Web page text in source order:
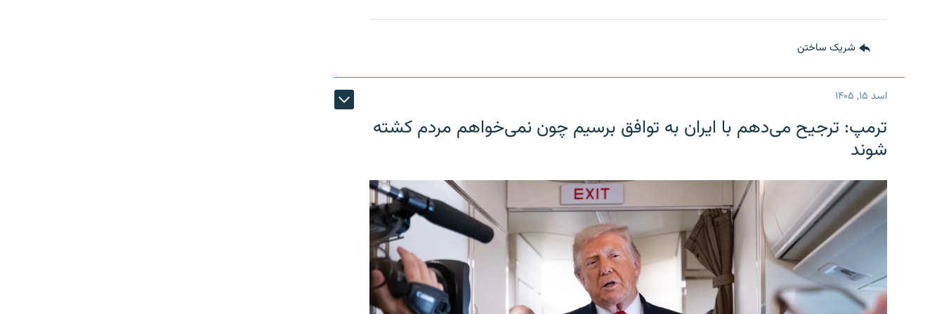
شریک ساختن
اسد ۱۵, ۱۴۰۵
ترمپ: ترجیح می‌دهم با ایران به توافق برسیم چون نمی‌خواهم مردم کشته
شوند